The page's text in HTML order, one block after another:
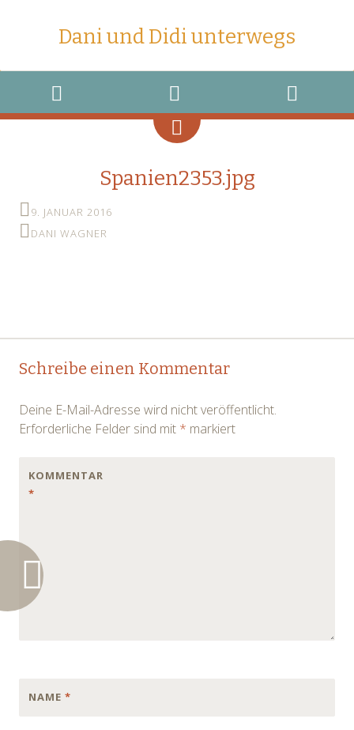
Dani und Didi unterwegs
MENU
WIDGETS
SEARCH
Spanien2353.jpg
9. JANUAR 2016
DANI WAGNER
Post
Schreibe einen Kommentar
Deine E-Mail-Adresse wird nicht veröffentlicht.
Erforderliche Felder sind mit * markiert
KOMMENTAR
*
NAME *